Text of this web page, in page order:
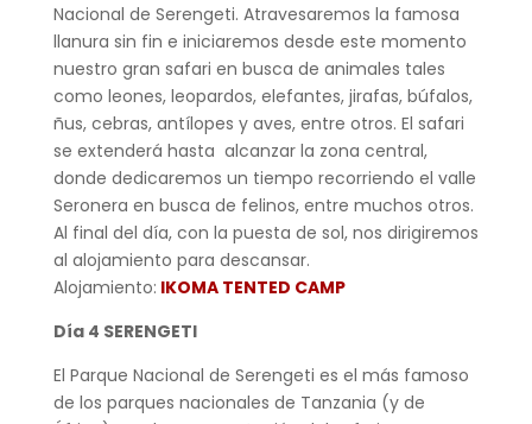
Nacional de Serengeti. Atravesaremos la famosa
llanura sin fin e iniciaremos desde este momento
nuestro gran safari en busca de animales tales
como leones, leopardos, elefantes, jirafas, búfalos,
ñus, cebras, antílopes y aves, entre otros. El safari
se extenderá hasta alcanzar la zona central,
donde dedicaremos un tiempo recorriendo el valle
Seronera en busca de felinos, entre muchos otros.
Al final del día, con la puesta de sol, nos dirigiremos
al alojamiento para descansar.
Alojamiento: IKOMA TENTED CAMP
Día 4 SERENGETI
El Parque Nacional de Serengeti es el más famoso
de los parques nacionales de Tanzania (y de